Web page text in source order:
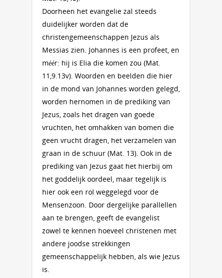
Doorheen het evangelie zal steeds
duidelijker worden dat de
christengemeenschappen Jezus als
Messias zien. Johannes is een profeet, en
méér: hij is Elia die komen zou (Mat.
11,9.13v). Woorden en beelden die hier
in de mond van Johannes worden gelegd,
worden hernomen in de prediking van
Jezus, zoals het dragen van goede
vruchten, het omhakken van bomen die
geen vrucht dragen, het verzamelen van
graan in de schuur (Mat. 13). Ook in de
prediking van Jezus gaat het hierbij om
het goddelijk oordeel, maar tegelijk is
hier ook een rol weggelegd voor de
Mensenzoon. Door dergelijke parallellen
aan te brengen, geeft de evangelist
zowel te kennen hoeveel christenen met
andere joodse strekkingen
gemeenschappelijk hebben, als wie Jezus
is.